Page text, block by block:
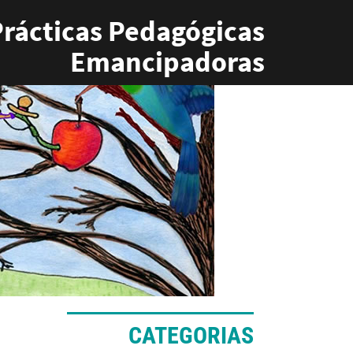
Pedagógicas
Emancipadoras
CATEGORIAS